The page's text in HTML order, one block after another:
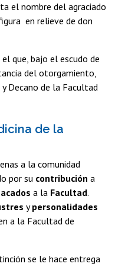
el nombre del agraciado
en relieve de don
el que, bajo el escudo de
del otorgamiento,
Decano de la Facultad
de la
a la comunidad
por su contribución a
a la Facultad.
ypersonalidades
a la Facultad de
se le hace entrega